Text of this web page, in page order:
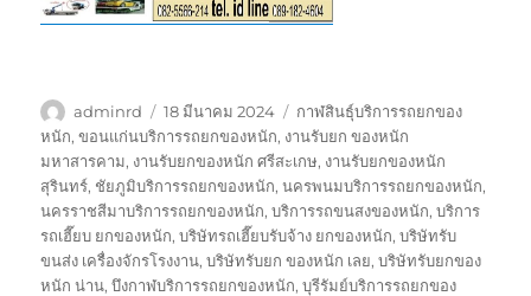
ผู้
เขียน
adminrd
เขียน
เมื่อ
18 มีนาคม 2024
ป้าย
กำกับ
กาฬสินธุ์บริการรถยกของ
หนัก,ขอนแก่นบริการรถยกของหนัก, งานรับยก ของหนัก
มหาสารคาม, งานรับยกของหนัก ศรีสะเกษ, งานรับยกของหนัก
สุรินทร์, ชัยภูมิบริการรถยกของหนัก,นครพนมบริการรถยกของหนัก,
นครราชสีมาบริการรถยกของหนัก,บริการรถขนสงของหนัก,บริการ
รถเฮี๊ยบ ยกของหนัก,บริษัทรถเฮี๊ยบรับจ้าง ยกของหนัก,บริษัทรับ
ขนส่ง เครื่องจักรโรงงาน,บริษัทรับยก ของหนัก เลย,บริษัทรับยกของ
หนัก น่าน,บึงกาฬบริการรถยกของหนัก,บุรีรัมย์บริการรถยกของ